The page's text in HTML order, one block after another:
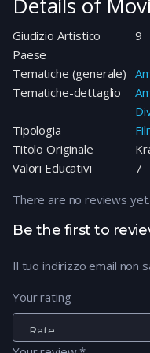
Giudizio Artistico
9
Paese
Tematiche (generale)
Tematiche-dettaglio
Tipologia
Titolo Originale
Valori Educativi
7
Be the first to
Il tuo indirizzo email non
Your rating
There are no reviews yet.